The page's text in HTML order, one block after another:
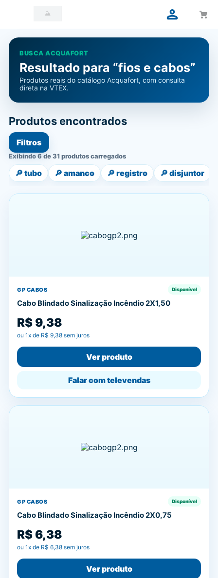
BUSCA ACQUAFORT
Resultado para “fios e cabos”
Produtos reais do catálogo Acquafort, com consulta
direta na VTEX.
Produtos encontrados
Filtros
Exibindo 6 de 31 produtos carregados
🔎 tubo 🔎 amanco 🔎 registro 🔎 disjuntor
GP CABOS Disponível
Cabo Blindado Sinalização Incêndio 2X1,50
R$ 9,38
ou 1x de R$ 9,38 sem juros
Ver produto
Falar com televendas
GP CABOS Disponível
Cabo Blindado Sinalização Incêndio 2X0,75
R$ 6,38
ou 1x de R$ 6,38 sem juros
Ver produto